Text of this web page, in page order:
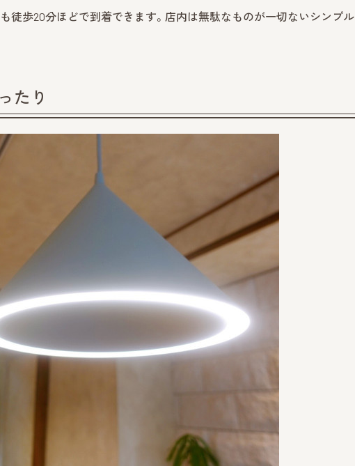
徒歩20分ほどで到着できます。店内は無駄なものが一切ないシンプル
たり